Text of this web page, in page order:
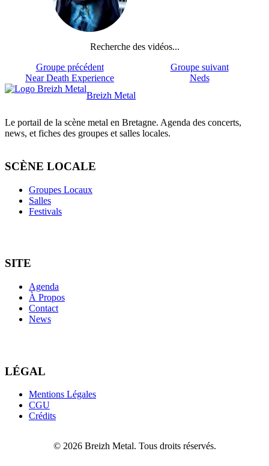
Recherche des vidéos...
Groupe précédent
Near Death Experience
Groupe suivant
Neds
Breizh Metal
Le portail de la scène metal en Bretagne. Agenda des concerts,
news, et fiches des groupes et salles locales.
SCÈNE LOCALE
Groupes Locaux
Salles
Festivals
SITE
Agenda
À Propos
Contact
News
LÉGAL
Mentions Légales
CGU
Crédits
© 2026 Breizh Metal. Tous droits réservés.